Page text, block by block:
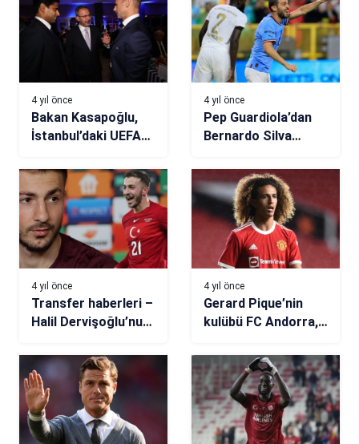
4 yıl önce
Bakan Kasapoğlu,
İstanbul’daki UEFA
kura çekimini izledi
4 yıl önce
Pep Guardiola’dan
Bernardo Silva
Manchester City’den
ayrılacak mı?
4 yıl önce
Transfer haberleri –
Halil Dervişoğlu’nun
4 yıl önce
Gerard Pique’nin
kulübü FC Andorra,
transfer edecek